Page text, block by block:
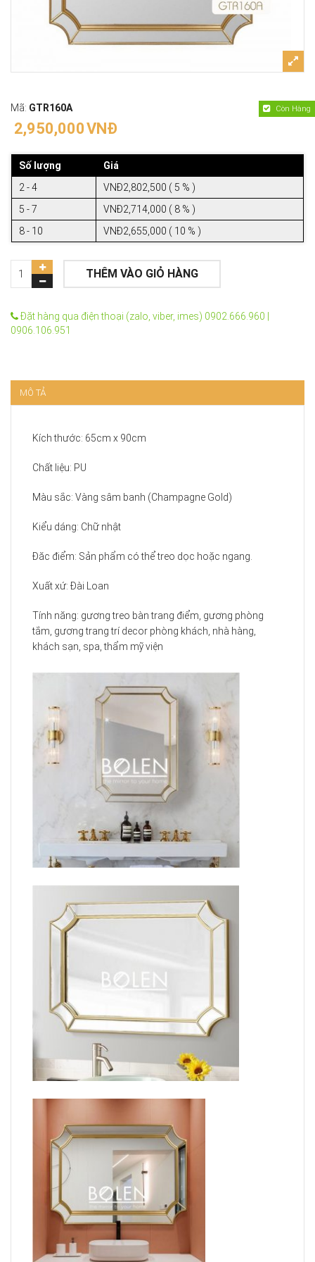
Mã: GTR160A
2,950,000VNĐ
Còn Hàng
Số lượng
Giá
2 - 4
VNĐ2,802,500 ( 5 % )
5 - 7
VNĐ2,714,000 ( 8 % )
8 - 10
VNĐ2,655,000 ( 10 % )
THÊM VÀO GIỎ HÀNG
Đặt hàng qua điện thoại (zalo, viber, imes) 0902.666.960 |
0906.106.951
MÔ TẢ
Kích thước: 65cm x 90cm
Chất liệu: PU
Màu sắc: Vàng sâm banh (Champagne Gold)
Kiểu dáng: Chữ nhật
Đăc điểm: Sản phẩm có thể treo dọc hoặc ngang.
Xuất xứ: Đài Loan
Tính năng: gương treo bàn trang điểm, gương phòng
tắm, gương trang trí decor phòng khách, nhà hàng,
khách sạn, spa, thẩm mỹ viện